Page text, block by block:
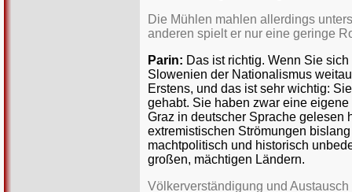
Die Mühlen mahlen allerdings
anderen spielt er nur eine geringe
Parin: Das ist richtig. Wenn Sie
Slowenien der Nationalismus
Erstens, und das ist sehr wichtig:
gehabt. Sie haben zwar eine
Graz in deutscher Sprache gelesen
extremistischen Strömungen
machtpolitisch und historisch
großen, mächtigen Ländern.
Völkerverständigung und